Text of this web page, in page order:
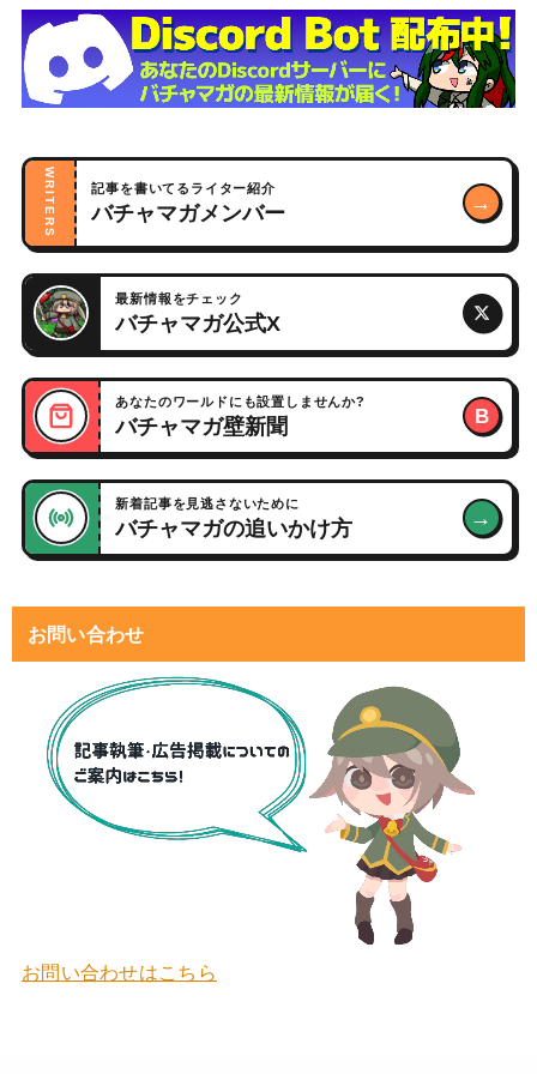
WRITERS 記事を書いてるライター紹介
バチャマガメンバー →
最新情報をチェック
バチャマガ公式X
あなたのワールドにも設置しませんか?
バチャマガ壁新聞 B
新着記事を見逃さないために
バチャマガの追いかけ方 →
お問い合わせ
お問い合わせはこちら